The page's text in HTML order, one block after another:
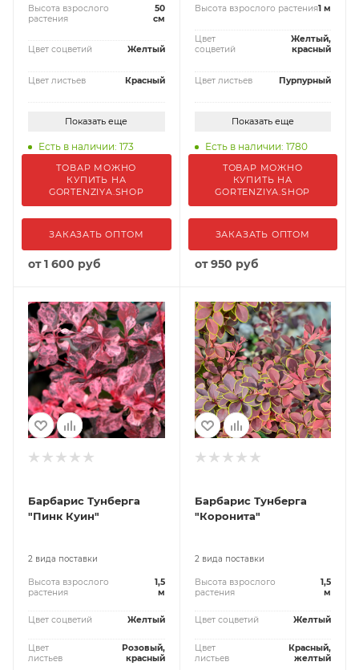
Высота взрослого
растения
50
см
Цвет соцветий Желтый
Цвет листьев Красный
Показать еще
Есть в наличии: 173
ТОВАР МОЖНО
КУПИТЬ НА
GORTENZIYA.SHOP
ЗАКАЗАТЬ ОПТОМ
от1 600 руб
Высота взрослого растения1 м
Цвет
соцветий
Желтый,
красный
Цвет листьев Пурпурный
Показать еще
Есть в наличии: 1780
ТОВАР МОЖНО
КУПИТЬ НА
GORTENZIYA.SHOP
ЗАКАЗАТЬ ОПТОМ
от950 руб
Барбарис Тунберга
"Пинк Куин"
2 вида поставки
Высота взрослого
растения
1,5
м
Цвет соцветий Желтый
Цвет
листьев
Розовый,
красный
Барбарис Тунберга
"Коронита"
2 вида поставки
Высота взрослого
растения
1,5
м
Цвет соцветий Желтый
Цвет
листьев
Красный,
желтый